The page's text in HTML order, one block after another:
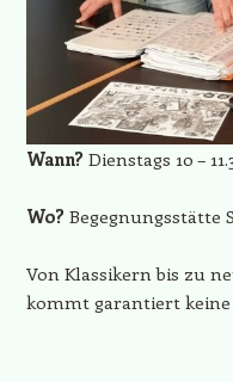
Wann? Dienstags 10 –
Wo? Begegnungsstätte
Von Klassikern bis zu
kommt garantiert keine